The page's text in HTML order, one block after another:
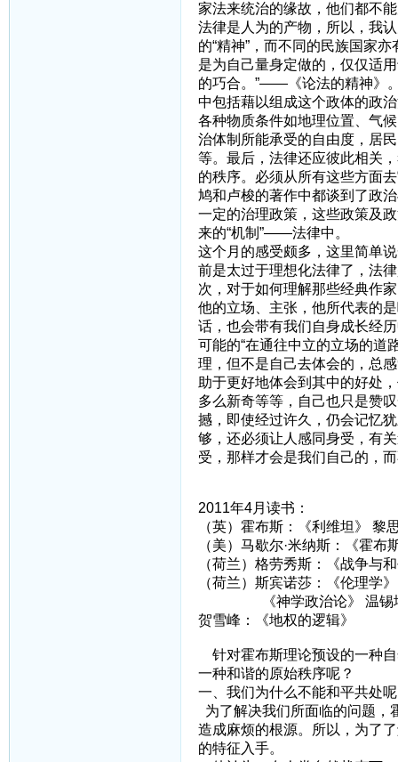
家法来统治的缘故，他们都不
法律是人为的产物，所以，我
的“精神”，而不同的民族国家
是为自己量身定做的，仅仅适
的巧合。”——《论法的精神》
中包括藉以组成这个政体的政
各种物质条件如地理位置、气
治体制所能承受的自由度，居
等。最后，法律还应彼此相关
的秩序。必须从所有这些方面
鸠和卢梭的著作中都谈到了政
一定的治理政策，这些政策及
来的“机制”——法律中。
这个月的感受颇多，这里简单
前是太过于理想化法律了，法
次，对于如何理解那些经典作
他的立场、主张，他所代表的
话，也会带有我们自身成长经
可能的“在通往中立的立场的道
理，但不是自己去体会的，总
助于更好地体会到其中的好处
多么新奇等等，自己也只是赞
撼，即使经过许久，仍会记忆
够，还必须让人感同身受，有
受，那样才会是我们自己的，
2011年4月读书：
（英）霍布斯：《利维坦》 黎
（美）马歇尔·米纳斯：《霍布
（荷兰）格劳秀斯：《战争与
（荷兰）斯宾诺莎：《伦理学
《神学政治论》 温锡
贺雪峰：《地权的逻辑》
针对霍布斯理论预设的一种
一种和谐的原始秩序呢？
一、我们为什么不能和平共处
为了解决我们所面临的问题，
造成麻烦的根源。所以，为了
的特征入手。